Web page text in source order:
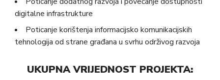
digitalne infrastrukture
Poticanje korištenja informacijsko komunikacijskih
tehnologija od strane građana u svrhu održivog razvoja
UKUPNA VRIJEDNOST PROJEKTA: